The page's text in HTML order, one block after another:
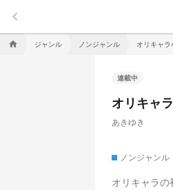
keyboard_arrow_left
home ジャンル ノンジャンル オリキャラ
連載中
オリキャ
あきゆき
ノンジャンル
オリキャラ